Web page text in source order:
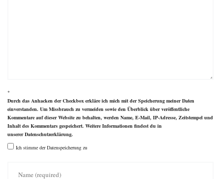
*
Durch das Anhacken der Checkbox erkläre ich mich mit der Speicherung meiner Daten
einverstanden. Um Missbrauch zu vermeiden sowie den Überblick über veröffentliche
Kommentare auf dieser Website zu behalten, werden Name, E-Mail, IP-Adresse, Zeitstempel und
Inhalt des Kommentars gespeichert. Weitere Informationen findest du in
unsererDatenschutzerklärung.
Ich stimme der Datenspeicherung zu